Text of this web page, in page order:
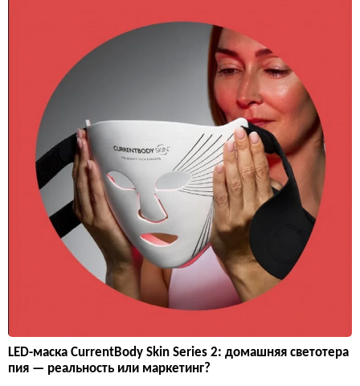
LED-маска CurrentBody Skin Series 2: домашняя светотера
пия — реальность или маркетинг?